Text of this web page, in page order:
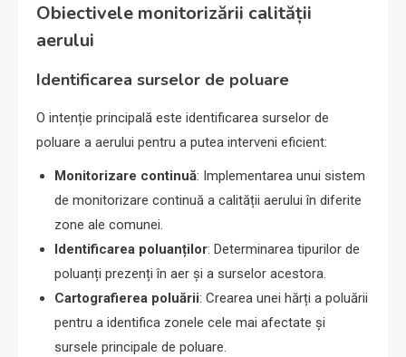
Obiectivele monitorizării calității
aerului
Identificarea surselor de poluare
O intenție principală este identificarea surselor de
poluare a aerului pentru a putea interveni eficient:
Monitorizare continuă: Implementarea unui sistem
de monitorizare continuă a calității aerului în diferite
zone ale comunei.
Identificarea poluanților: Determinarea tipurilor de
poluanți prezenți în aer și a surselor acestora.
Cartografierea poluării: Crearea unei hărți a poluării
pentru a identifica zonele cele mai afectate și
sursele principale de poluare.